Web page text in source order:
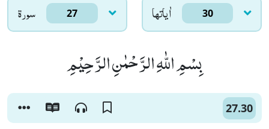
سورۃ 27 اٰياتها 30
بِسْمِ اللّٰهِ الرَّحْمٰنِ الرَّحِیْمِ
27.30